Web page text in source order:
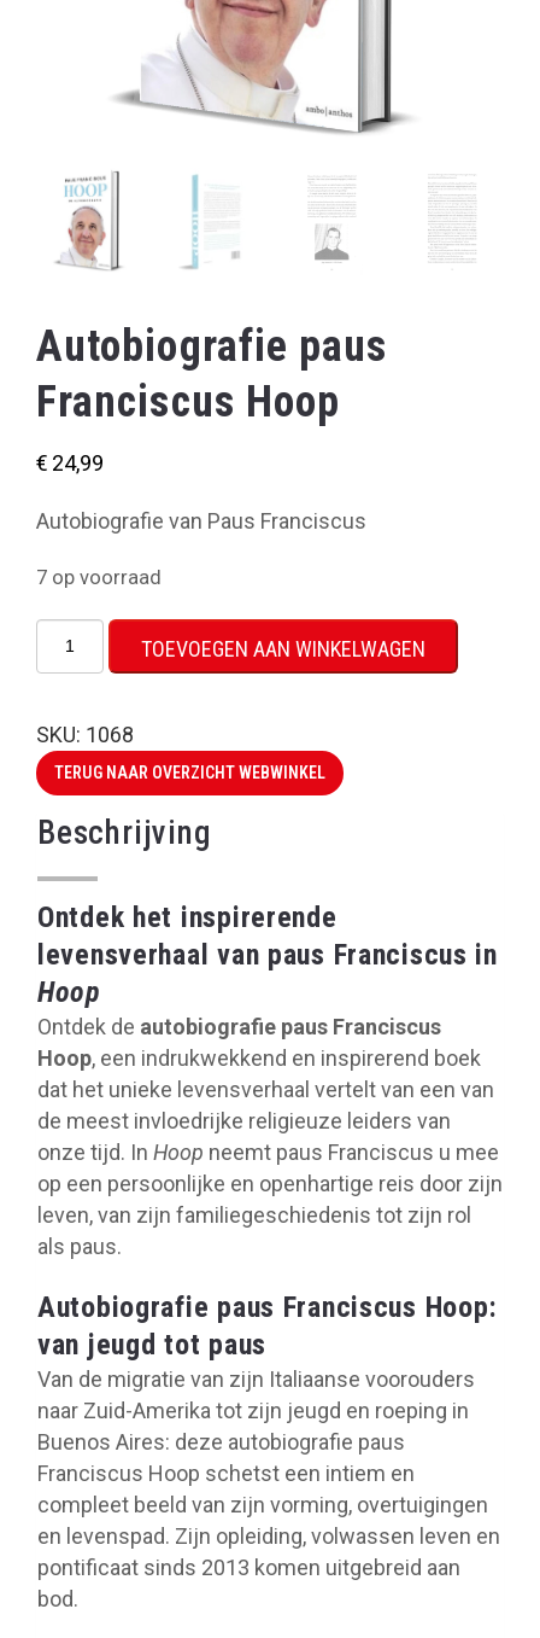
Autobiografie paus
Franciscus Hoop
€ 24,99
Autobiografie van Paus Franciscus
7 op voorraad
Autobiografie
paus
Hoop
aantal
TOEVOEGEN AAN WINKELWAGEN
SKU: 1068
TERUG NAAR OVERZICHT WEBWINKEL
Beschrijving
Ontdek het inspirerende
levensverhaal van paus Franciscus in
Hoop
Ontdek de autobiografie paus Franciscus
Hoop, een indrukwekkend en inspirerend boek
dat het unieke levensverhaal vertelt van een van
de meest invloedrijke religieuze leiders van
onze tijd. In Hoop neemt paus Franciscus u mee
op een persoonlijke en openhartige reis door zijn
leven, van zijn familiegeschiedenis tot zijn rol
als paus.
Autobiografie paus Franciscus Hoop:
van jeugd tot paus
Van de migratie van zijn Italiaanse voorouders
naar Zuid-Amerika tot zijn jeugd en roeping in
Buenos Aires: deze autobiografie paus
Franciscus Hoop schetst een intiem en
compleet beeld van zijn vorming, overtuigingen
en levenspad. Zijn opleiding, volwassen leven en
pontificaat sinds 2013 komen uitgebreid aan
bod.